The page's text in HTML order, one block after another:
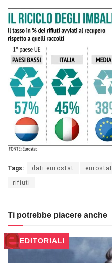
Tags: dati eurostat eurostat
rifiuti
Ti potrebbe piacere anche
EDITORIALI